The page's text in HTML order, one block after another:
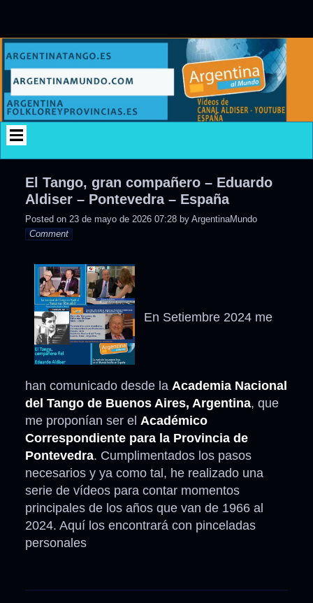
content
El Tango, gran compañero – Eduardo
Aldiser – Pontevedra – España
Posted on 23 de mayo de 2026 07:28 by ArgentinaMundo
Comment
En Setiembre 2024 me
han comunicado desde la Academia Nacional
del Tango de Buenos Aires, Argentina, que
me proponían ser el Académico
Correspondiente para la Provincia de
Pontevedra. Cumplimentados los pasos
necesarios y ya como tal, he realizado una
serie de vídeos para contar momentos
principales de los años que van de 1966 al
2024. Aquí los encontrará con pinceladas
personales